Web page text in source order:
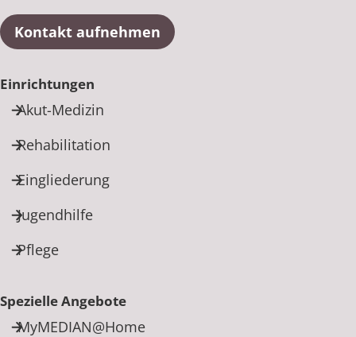
Kontakt aufnehmen
Einrichtungen
Akut-Medizin
Rehabilitation
Eingliederung
Jugendhilfe
Pflege
Spezielle Angebote
MyMEDIAN@Home